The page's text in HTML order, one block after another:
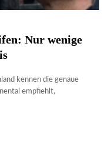
Nur wenige
kennen die genaue